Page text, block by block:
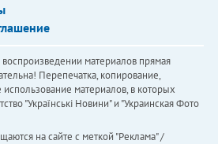
материалов прямая
Перепечатка, копирование,
материалов, в которых
"Українськi Новини" и "Украинская Фото
на сайте с меткой "Реклама" /